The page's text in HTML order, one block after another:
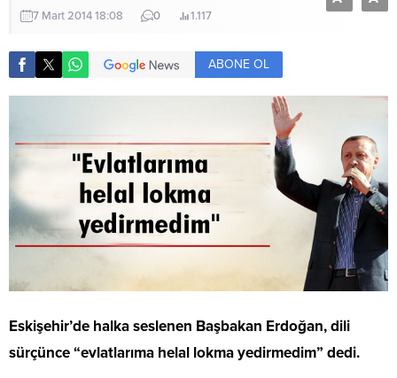
7 Mart 2014 18:08 0 1.117
ABONE OL
Eskişehir’de halka seslenen Başbakan Erdoğan, dili
sürçünce “evlatlarıma helal lokma yedirmedim” dedi.